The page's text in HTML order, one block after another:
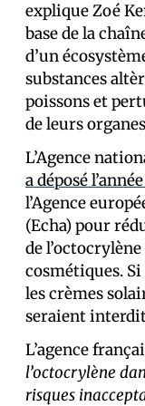
explique Zoé
base de la
d’un
substances
poissons et
de leurs
L’Agence
a déposé
l’Agence
(Echa) pour
de
cosmétiques.
les crèmes
seraient
L’agence
l’octocrylène
risques